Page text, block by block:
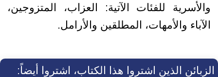
والأسرية للفئات الآتية: العزاب، المتزوجين،
الآباء والأمهات، المطلقين والأرامل.
الزبائن الذين اشتروا هذا الكتاب، اشتروا أيضاً: